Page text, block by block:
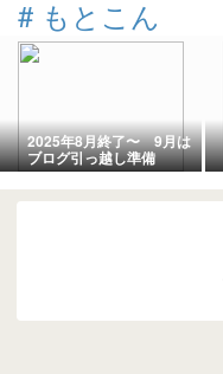
# もとこん
2025年8月終了〜 9月は
ブログ引っ越し準備